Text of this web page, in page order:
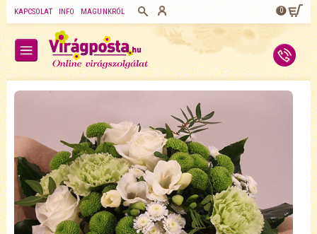
KAPCSOLAT INFO MAGUNKRÓL 0